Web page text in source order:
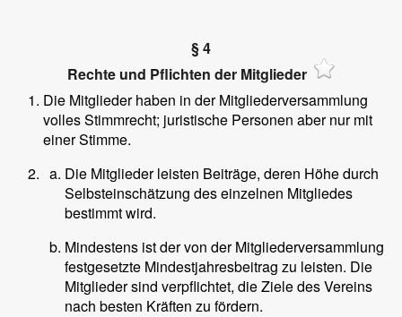
§ 4
Rechte und Pflichten der Mitglieder
Die Mitglieder haben in der Mitgliederversammlung
volles Stimmrecht; juristische Personen aber nur mit
einer Stimme.
Die Mitglieder leisten Beiträge, deren Höhe durch
Selbsteinschätzung des einzelnen Mitgliedes
bestimmt wird.
Mindestens ist der von der Mitgliederversammlung
festgesetzte Mindestjahresbeitrag zu leisten. Die
Mitglieder sind verpflichtet, die Ziele des Vereins
nach besten Kräften zu fördern.